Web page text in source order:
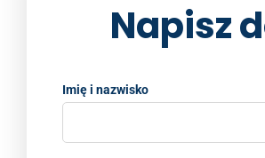
Napisz
Imię i nazwisko